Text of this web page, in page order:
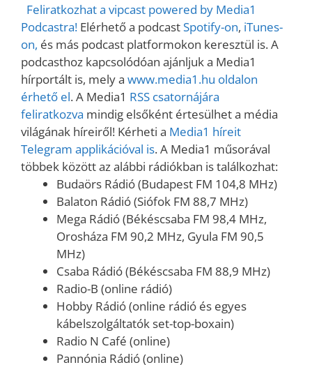
Feliratkozhat a vipcast powered by Media1
Podcastra! Elérhető a podcastSpotify-on, iTunes-
on, és más podcast platformokon keresztül is. A
podcasthoz kapcsolódóan ajánljuk a Media1
hírportált is, mely a www.media1.hu oldalon
érhető el. A Media1 RSS csatornájára
feliratkozva mindig elsőként értesülhet a média
világának híreiről! Kérheti a Media1 híreit
Telegram applikációval is. A Media1 műsorával
többek között az alábbi rádiókban is találkozhat:
Budaörs Rádió (Budapest FM 104,8 MHz)
Balaton Rádió (Siófok FM 88,7 MHz)
Mega Rádió (Békéscsaba FM 98,4 MHz,
Orosháza FM 90,2 MHz, Gyula FM 90,5
MHz)
Csaba Rádió (Békéscsaba FM 88,9 MHz)
Radio-B (online rádió)
Hobby Rádió (online rádió és egyes
kábelszolgáltatók set-top-boxain)
Radio N Café (online)
Pannónia Rádió (online)